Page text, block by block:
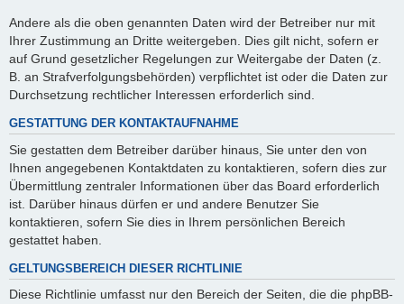
Andere als die oben genannten Daten wird der Betreiber nur mit
Ihrer Zustimmung an Dritte weitergeben. Dies gilt nicht, sofern er
auf Grund gesetzlicher Regelungen zur Weitergabe der Daten (z.
B. an Strafverfolgungsbehörden) verpflichtet ist oder die Daten zur
Durchsetzung rechtlicher Interessen erforderlich sind.
GESTATTUNG DER KONTAKTAUFNAHME
Sie gestatten dem Betreiber darüber hinaus, Sie unter den von
Ihnen angegebenen Kontaktdaten zu kontaktieren, sofern dies zur
Übermittlung zentraler Informationen über das Board erforderlich
ist. Darüber hinaus dürfen er und andere Benutzer Sie
kontaktieren, sofern Sie dies in Ihrem persönlichen Bereich
gestattet haben.
GELTUNGSBEREICH DIESER RICHTLINIE
Diese Richtlinie umfasst nur den Bereich der Seiten, die die phpBB-